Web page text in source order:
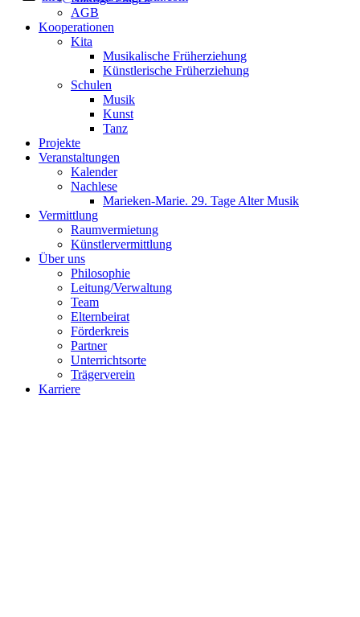
AGB
Kooperationen
Kita
Musikalische Früherziehung
Künstlerische Früherziehung
Schulen
Musik
Kunst
Tanz
Projekte
Veranstaltungen
Kalender
Nachlese
Marieken-Marie. 29. Tage Alter Musik
Vermittlung
Raumvermietung
Künstlervermittlung
Über uns
Philosophie
Leitung/Verwaltung
Team
Elternbeirat
Förderkreis
Partner
Unterrichtsorte
Trägerverein
Karriere